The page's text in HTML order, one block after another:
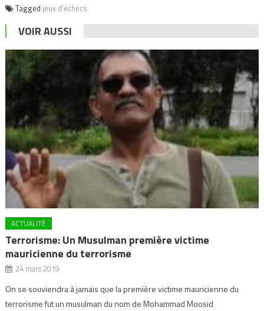
Tagged jeux d'échecs
VOIR AUSSI
ACTUALITÉ
Terrorisme: Un Musulman première victime
mauricienne du terrorisme
24 mars 2019
On se souviendra à jamais que la première victime mauricienne du
terrorisme fut un musulman du nom de Mohammad Moosid